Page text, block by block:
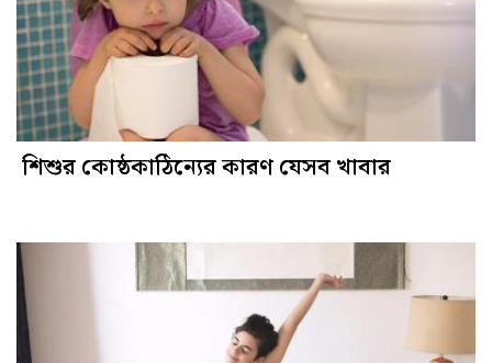
শিশুর কোষ্ঠকাঠিন্যের কারণ যেসব খাবার